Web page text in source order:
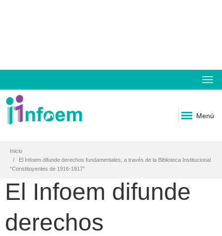
Menú
Inicio
El Infoem difunde derechos fundamentales, a través de la Biblioteca Institucional
“Constituyentes de 1916-1917”
El Infoem difunde
derechos